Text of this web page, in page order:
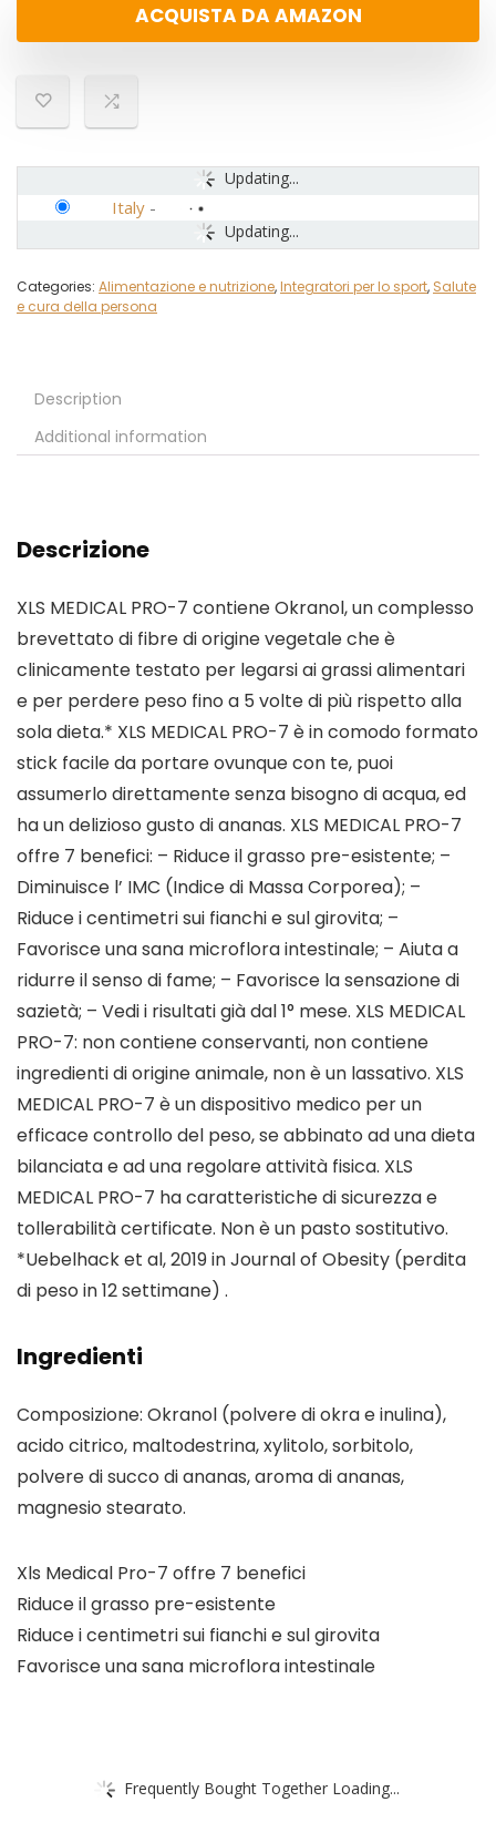
ACQUISTA DA AMAZON
Updating...
Updating...
Italy -
Categories: Alimentazione e nutrizione,Integratori per lo sport, Salute
e cura della persona
Description
Additional information
Descrizione
XLS MEDICAL PRO-7 contiene Okranol, un complesso
brevettato di fibre di origine vegetale che è
clinicamente testato per legarsi ai grassi alimentari
e per perdere peso fino a 5 volte di più rispetto alla
sola dieta.* XLS MEDICAL PRO-7 è in comodo formato
stick facile da portare ovunque con te, puoi
assumerlo direttamente senza bisogno di acqua, ed
ha un delizioso gusto di ananas. XLS MEDICAL PRO-7
offre 7 benefici: – Riduce il grasso pre-esistente; –
Diminuisce l’ IMC (Indice di Massa Corporea); –
Riduce i centimetri sui fianchi e sul girovita; –
Favorisce una sana microflora intestinale; – Aiuta a
ridurre il senso di fame; – Favorisce la sensazione di
sazietà; – Vedi i risultati già dal 1° mese. XLS MEDICAL
PRO-7: non contiene conservanti, non contiene
ingredienti di origine animale, non è un lassativo. XLS
MEDICAL PRO-7 è un dispositivo medico per un
efficace controllo del peso, se abbinato ad una dieta
bilanciata e ad una regolare attività fisica. XLS
MEDICAL PRO-7 ha caratteristiche di sicurezza e
tollerabilità certificate. Non è un pasto sostitutivo.
*Uebelhack et al, 2019 in Journal of Obesity (perdita
di peso in 12 settimane) .
Ingredienti
Composizione: Okranol (polvere di okra e inulina),
acido citrico, maltodestrina, xylitolo, sorbitolo,
polvere di succo di ananas, aroma di ananas,
magnesio stearato.
Xls Medical Pro-7 offre 7 benefici
Riduce il grasso pre-esistente
Riduce i centimetri sui fianchi e sul girovita
Favorisce una sana microflora intestinale
Frequently Bought Together Loading...